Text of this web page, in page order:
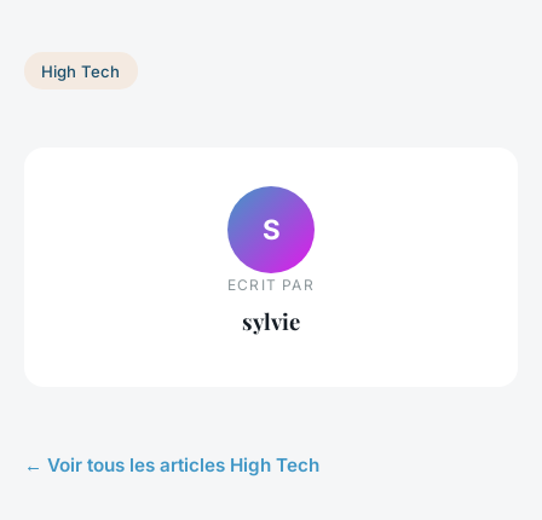
High Tech
S
ECRIT PAR
sylvie
← Voir tous les articles High Tech